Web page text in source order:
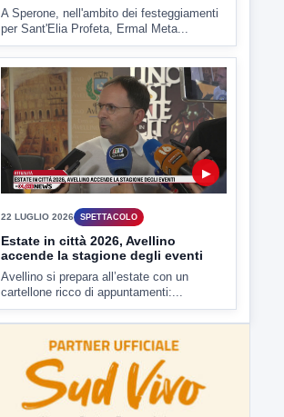
A Sperone, nell'ambito dei festeggiamenti
per Sant'Elia Profeta, Ermal Meta...
▶
22 LUGLIO 2026 SPETTACOLO
Estate in città 2026, Avellino
accende la stagione degli eventi
Avellino si prepara all’estate con un
cartellone ricco di appuntamenti:...